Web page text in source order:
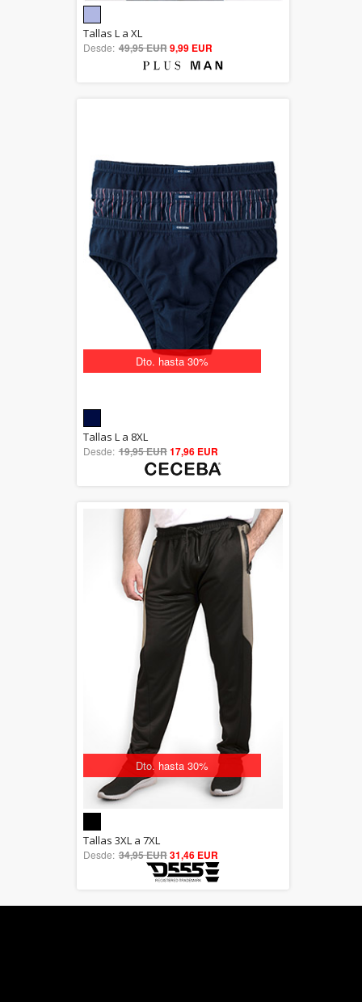
out of 5
Tallas L a XL
Desde: 49,95 EUR9,99 EUR
Dto. hasta 30%
out of 5
Tallas L a 8XL
Desde: 19,95 EUR17,96 EUR
Dto. hasta 30%
5.00
out of 5
Tallas 3XL a 7XL
Desde: 34,95 EUR31,46 EUR